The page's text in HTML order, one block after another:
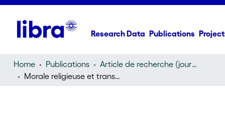
Research Data Publications
Home Publications
Article de recherche (journal article)
Morale religieuse et transgression dans la XXXe nouvelle de L’Heptameron